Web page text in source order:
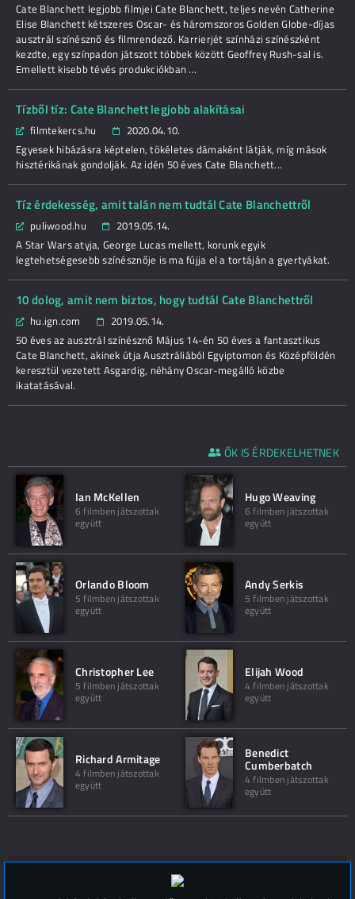
Cate Blanchett legjobb filmjei Cate Blanchett, teljes nevén Catherine
Elise Blanchett kétszeres Oscar- és háromszoros Golden Globe-díjas
ausztrál színésznő és filmrendező. Karrierjét színházi színészként
kezdte, egy színpadon játszott többek között Geoffrey Rush-sal is.
Emellett kisebb tévés produkciókban ...
Tízből tíz: Cate Blanchett legjobb alakításai
filmtekercs.hu
2020.04.10.
Egyesek hibázásra képtelen, tökéletes dámaként látják, míg mások
hisztérikának gondolják. Az idén 50 éves Cate Blanchett...
Tíz érdekesség, amit talán nem tudtál Cate Blanchettről
puliwood.hu
2019.05.14.
A Star Wars atyja, George Lucas mellett, korunk egyik
legtehetségesebb színésznője is ma fújja el a tortáján a gyertyákat.
10 dolog, amit nem biztos, hogy tudtál Cate Blanchettről
hu.ign.com
2019.05.14.
50 éves az ausztrál színésznő Május 14-én 50 éves a fantasztikus
Cate Blanchett, akinek útja Ausztráliából Egyiptomon és Középföldén
keresztül vezetett Asgardig, néhány Oscar-megálló közbe
ikatatásával.
ŐK IS ÉRDEKELHETNEK
Ian McKellen
6 filmben játszottak
együtt
Hugo Weaving
6 filmben játszottak
együtt
Orlando Bloom
5 filmben játszottak
együtt
Andy Serkis
5 filmben játszottak
együtt
Christopher Lee
5 filmben játszottak
együtt
Elijah Wood
4 filmben játszottak
együtt
Richard Armitage
4 filmben játszottak
együtt
Benedict
Cumberbatch
4 filmben játszottak
együtt
Hozzászólások (